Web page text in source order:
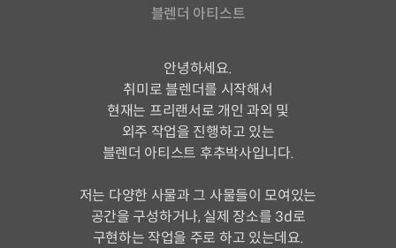
블렌더 아티스트
안녕하세요.
취미로 블렌더를 시작해서
현재는 프리랜서로 개인 과외 및
외주 작업을 진행하고 있는
블렌더 아티스트 후추박사입니다.
저는 다양한 사물과 그 사물들이 모여있는
공간을 구성하거나, 실제 장소를 3d로
구현하는 작업을 주로 하고 있는데요.